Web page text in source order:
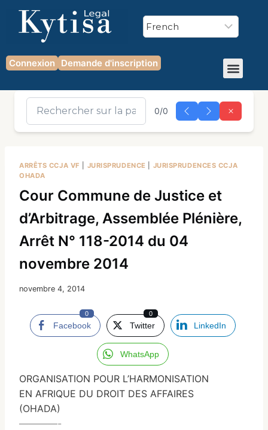
Connexion Demande d'inscription
0/0
ARRÊTS CCJA VF JURISPRUDENCE
JURISPRUDENCES CCJA
OHADA
Cour Commune de Justice et
d’Arbitrage, Assemblée Plénière,
Arrêt N° 118-2014 du 04
novembre 2014
novembre 4, 2014
Facebook
0
Twitter
0
LinkedIn
WhatsApp
ORGANISATION POUR L’HARMONISATION
EN AFRIQUE DU DROIT DES AFFAIRES
(OHADA)
————-